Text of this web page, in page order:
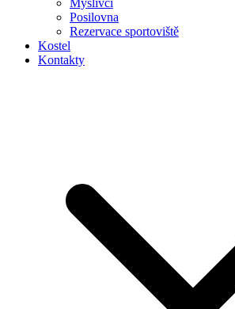
Myslivci
Posilovna
Rezervace sportoviště
Kostel
Kontakty